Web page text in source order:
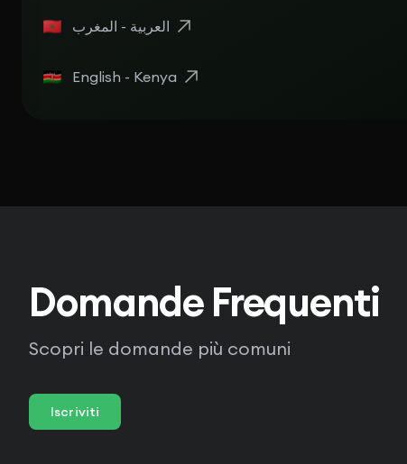
العربية - المغرب
English - Kenya
Domande Frequenti
Scopri le domande più comuni
Iscriviti